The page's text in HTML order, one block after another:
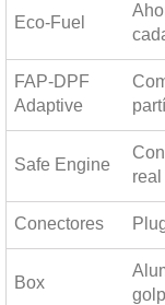
Eco-Fuel
FAP-DPF
Adaptive
Safe Engine
real
Conectores
Box